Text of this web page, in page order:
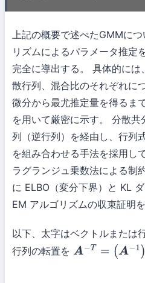
上記の概要で述べたGMMに
リズムによるパラメータ推定
完全に導出する。 具体的に
散行列、混合比のそれぞれに
微分から最尤推定量を得るま
を用いて厳密に示す。 分散
列（逆行列）を経由し、行列
を組み合わせる手法を採用し
ラグランジュ乗数法による制
に ELBO（変分下界）と KL
EM アルゴリズムの収束証明を
以下、太字はベクトルまたは
行列の転置を A− T= (A −1)T